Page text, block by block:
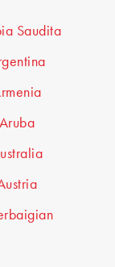
Saudita
Aruba